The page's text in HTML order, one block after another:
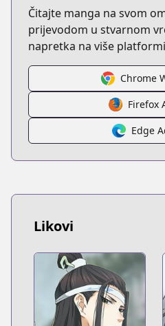
Čitajte manga na svom
prijevodom u stvarnom
napretka na više
Chrome
Firefox
Edge
Likovi